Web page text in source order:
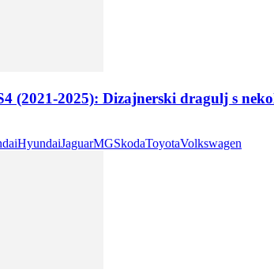
(2021-2025): Dizajnerski dragulj s
HyundaiJaguarMGSkodaToyotaVolkswagen